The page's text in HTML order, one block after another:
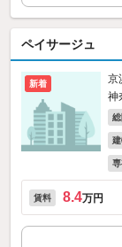
ペイサージュ
新着
京
神
賃料 8.4万円